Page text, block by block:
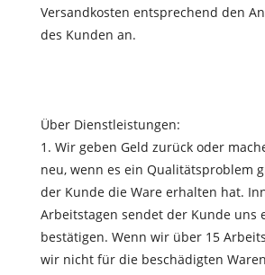
Versandkosten entsprechend den
des Kunden an.
Über Dienstleistungen:
1. Wir geben Geld zurück oder
neu, wenn es ein Qualitätsproblem
der Kunde die Ware erhalten hat.
Arbeitstagen sendet der Kunde uns
bestätigen. Wenn wir über 15
wir nicht für die beschädigten